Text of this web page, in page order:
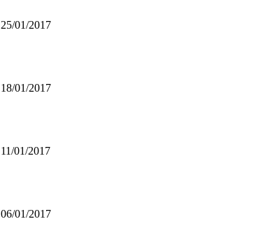
25/01/2017
18/01/2017
11/01/2017
06/01/2017